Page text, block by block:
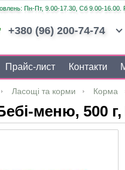
Пн-Пт, 9.00-17.30, Сб 9.00-16.00.
+380 (96) 200-74-74
Прайс-лист Контакти
Ласощі та корми Корма
меню, 500